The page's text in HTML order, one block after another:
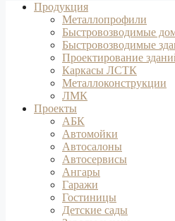
Продукция
Металлопрофили
Быстровозводимые
Быстровозводимые
Проектирование
Каркасы ЛСТК
Металлоконструкции
ЛМК
Проекты
АБК
Автомойки
Автосалоны
Автосервисы
Ангары
Гаражи
Гостиницы
Детские сады